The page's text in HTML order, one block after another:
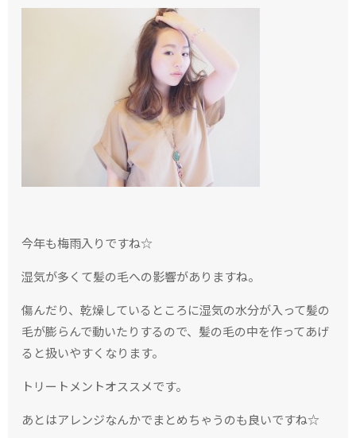
今年も梅雨入りですね☆
湿気が多くて髪の毛への影響がありますね。
傷んだり、乾燥しているところに湿気の水分が入って髪の
毛が膨らんで動いたりするので、髪の毛の中を作ってあげ
ると扱いやすくなります。
トリートメントオススメです。
あとはアレンジなんかでまとめちゃうのも良いですね☆